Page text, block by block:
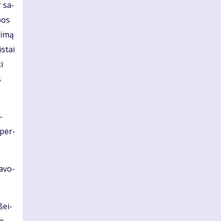
sa­
per­